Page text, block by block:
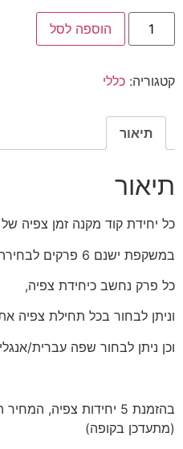
הוספה לסל
קטגוריה: כללי
תיאור
תיאור
כל יחידת קוד מקנה זמן צפיה
במשקפת ישנם 6 פרקים לבחירה
כל פרק נחשב כיחידת צפיה,
וניתן לבחור בכל תחילת צפיה
וכן ניתן לבחור שפה עברית/
(מתעדכן בקופה)